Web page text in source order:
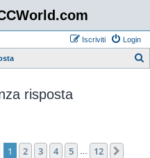
Login
Iscriviti
risposta
Pagina di 12
1 2 3 4 5 12